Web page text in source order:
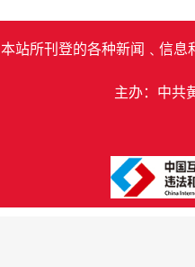
本站所刊登的各种新闻﹑信息
主办：中共